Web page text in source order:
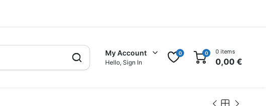
My Account
Hello, Sign In
0 0 0 items
0,00€